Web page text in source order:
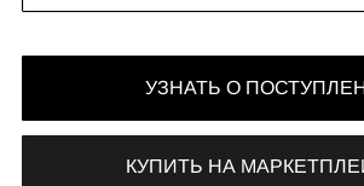
УЗНАТЬ О
КУПИТЬ НА